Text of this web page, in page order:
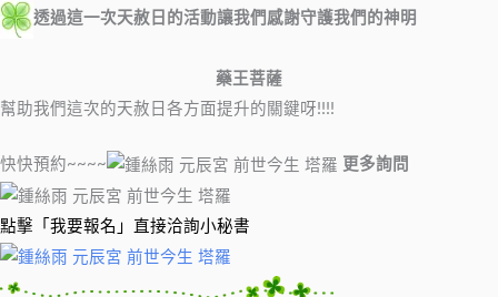
透過這一次天赦日的活動讓我們感謝守護我們的神明
藥王菩薩
幫助我們這次的天赦日各方面提升的關鍵呀!!!!
快快預約~~~~ 更多詢問
點擊「我要報名」直接洽詢小秘書